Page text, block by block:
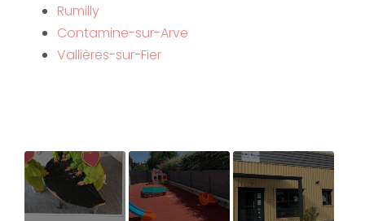
Rumilly
Contamine-sur-Arve
Vallières-sur-Fier